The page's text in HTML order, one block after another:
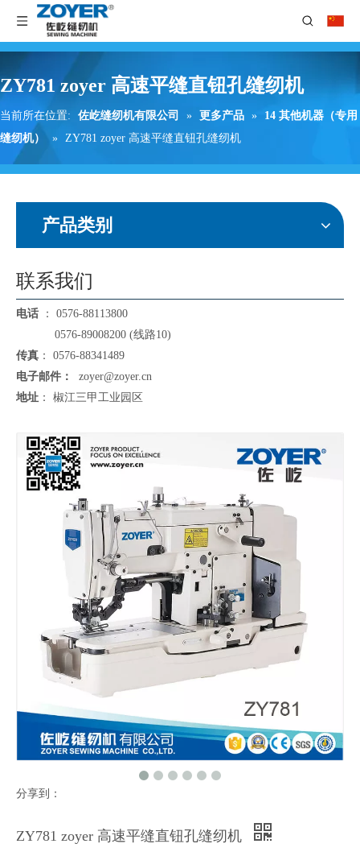
ZY781 zoyer 高速平缝直钮孔缝纫机
当前所在位置: 佐屹缝纫机有限公司 » 更多产品 »
14 其他机器（专用
缝纫机）
» ZY781 zoyer 高速平缝直钮孔缝纫机
产品类别
联系我们
电话 ： 0576-88113800
0576-89008200 (线路10)
传真 ： 0576-88341489
电子邮件：
zoyer@zoyer.cn
地址 ： 椒江三甲工业园区
分享到：
ZY781 zoyer 高速平缝直钮孔缝纫机